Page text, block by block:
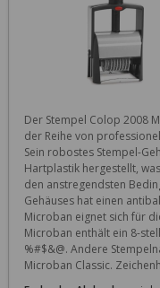
Der Stempel Colop 2008
der Reihe von
Sein robostes Stempel-
Hartplastik hergestellt,
den anstregendsten
Gehäuses hat einen
Microban eignet sich für
Microban enthält ein 8-
%#$&@. Andere
Microban Classic.